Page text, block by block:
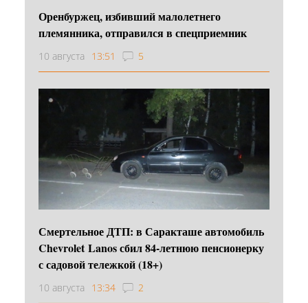
Оренбуржец, избивший малолетнего
племянника, отправился в спецприемник
10 августа 13:51 5
Смертельное ДТП: в Саракташе автомобиль
Chevrolet Lanos сбил 84-летнюю пенсионерку
с садовой тележкой (18+)
10 августа 13:34 2